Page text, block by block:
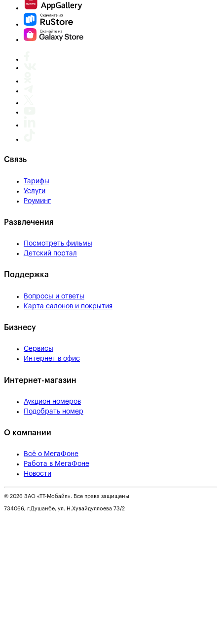
Связь
Тарифы
Услуги
Роуминг
Развлечения
Посмотреть фильмы
Детский портал
Поддержка
Вопросы и ответы
Карта салонов и покрытия
Бизнесу
Сервисы
Интернет в офис
Интернет-магазин
Аукцион номеров
Подобрать номер
О компании
Всё о МегаФоне
Работа в МегаФоне
Новости
© 2026 ЗАО «ТТ-Мобайл». Все права защищены
734066, г.Душанбе, ул. Н.Хувайдуллоева 73/2